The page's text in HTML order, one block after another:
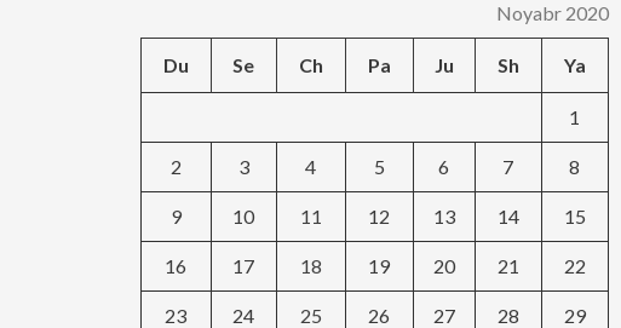
Noyabr 2020
Du Se Ch Pa Ju Sh Ya
1
2 3 4 5 6 7 8
9 10 11 12 13 14 15
16 17 18 19 20 21 22
23 24 25 26 27 28 29